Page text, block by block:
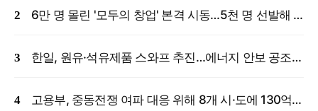
6만 명 몰린 '모두의 창업' 본격 시동…5천 명 선발해 밀착 지원
한일, 원유·석유제품 스와프 추진…에너지 안보 공조 강화
고용부, 중동전쟁 여파 대응 위해 8개 시·도에 130억 원 긴급 투입